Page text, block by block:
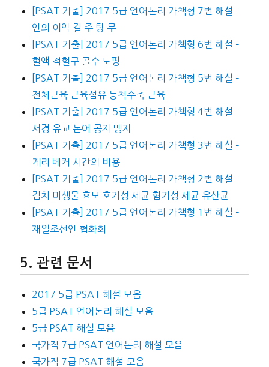
[PSAT 기출] 2017 5급 언어논리 가책형 7번 해설 –
인의 이익 걸 주 탕 무
[PSAT 기출] 2017 5급 언어논리 가책형 6번 해설 –
혈액 적혈구 골수 도핑
[PSAT 기출] 2017 5급 언어논리 가책형 5번 해설 –
전체근육 근육섬유 등척수축 근육
[PSAT 기출] 2017 5급 언어논리 가책형 4번 해설 –
서경 유교 논어 공자 맹자
[PSAT 기출] 2017 5급 언어논리 가책형 3번 해설 –
게리 베커 시간의 비용
[PSAT 기출] 2017 5급 언어논리 가책형 2번 해설 –
김치 미생물 효모 호기성 세균 혐기성 세균 유산균
[PSAT 기출] 2017 5급 언어논리 가책형 1번 해설 –
재일조선인 협화회
관련 문서
2017 5급 PSAT 해설 모음
5급 PSAT 언어논리 해설 모음
5급 PSAT 해설 모음
국가직 7급 PSAT 언어논리 해설 모음
국가직 7급 PSAT 해설 모음